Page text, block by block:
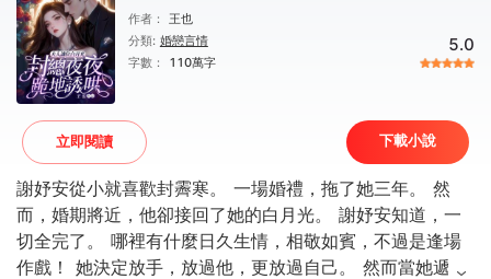
作者： 王也
分類: 婚戀言情
字數： 110萬字
5.0
立即閱讀 下載小說
謝妤安從小就喜歡封霽寒。 一場婚禮，拖了她三年。 然
而，婚期將近，他卻接回了她的白月光。 謝妤安知道，一
切全完了。 哪裡有什麼日久生情，相敬如賓，不過是逢場
作戲！ 她決定放手，放過他，更放過自己。 然而當她遞上